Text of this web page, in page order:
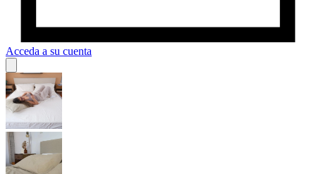
Acceda a su cuenta